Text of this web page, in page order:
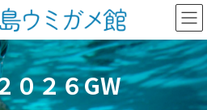
０２６GW